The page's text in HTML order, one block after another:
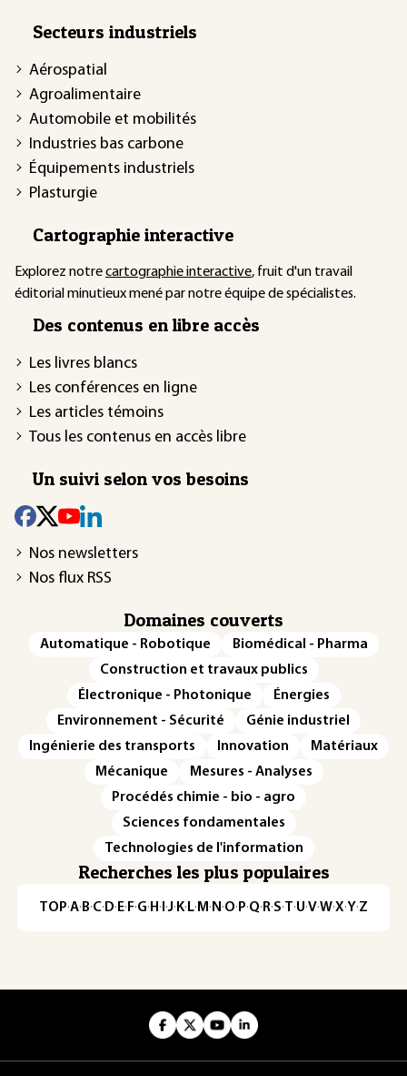
Secteurs industriels
Aérospatial
Agroalimentaire
Automobile et mobilités
Industries bas carbone
Équipements industriels
Plasturgie
Cartographie interactive
Explorez notrecartographie interactive, fruit d'un travail
éditorial minutieux mené par notre équipe de spécialistes.
Des contenus en libre accès
Les livres blancs
Les conférences en ligne
Les articles témoins
Tous les contenus en accès libre
Un suivi selon vos besoins
Nos newsletters
Nos flux RSS
Domaines couverts
Automatique - Robotique
Biomédical - Pharma
Construction et travaux publics
Électronique - Photonique
Énergies
Environnement - Sécurité
Génie industriel
Ingénierie des transports
Innovation
Matériaux
Mécanique
Mesures - Analyses
Procédés chimie - bio - agro
Sciences fondamentales
Technologies de l'information
Recherches les plus populaires
TOP·A·B·C· D· E· F·G· H · ·J· K· L· M · N ·O· P·Q· R·S·T·U·V·W·X·Y·Z